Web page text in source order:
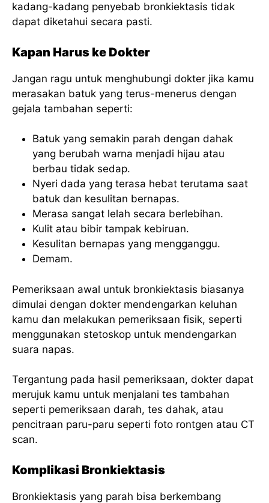
kadang-kadang penyebab bronkiektasis tidak
dapat diketahui secara pasti.
Kapan Harus ke Dokter
Jangan ragu untuk menghubungi dokter jika kamu
merasakan batuk yang terus-menerus dengan
gejala tambahan seperti:
Batuk yang semakin parah dengan dahak
yang berubah warna menjadi hijau atau
berbau tidak sedap.
Nyeri dada yang terasa hebat terutama saat
batuk dan kesulitan bernapas.
Merasa sangat lelah secara berlebihan.
Kulit atau bibir tampak kebiruan.
Kesulitan bernapas yang mengganggu.
Demam.
Pemeriksaan awal untuk bronkiektasis biasanya
dimulai dengan dokter mendengarkan keluhan
kamu dan melakukan pemeriksaan fisik, seperti
menggunakan stetoskop untuk mendengarkan
suara napas.
Tergantung pada hasil pemeriksaan, dokter dapat
merujuk kamu untuk menjalani tes tambahan
seperti pemeriksaan darah, tes dahak, atau
pencitraan paru-paru seperti foto rontgen atau CT
scan.
Komplikasi Bronkiektasis
Bronkiektasis yang parah bisa berkembang